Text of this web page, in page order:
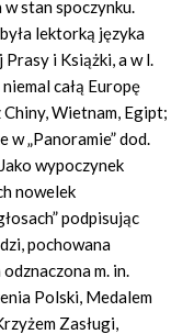
stan spoczynku.
lektorką języka
i Książki, a w l.
całą Europę
Wietnam, Egipt;
w „Panoramie” dod.
wypoczynek
nowelek
podpisując
pochowana
m. in.
Polski, Medalem
Zasługi,